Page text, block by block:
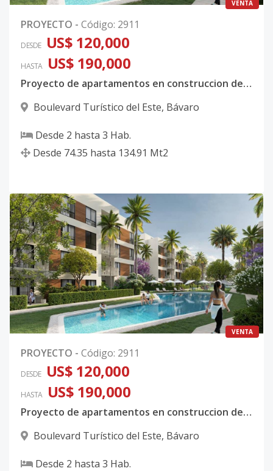
VENTA
PROYECTO - Código: 2911
DESDE US$ 120,000
HASTA US$ 190,000
Proyecto de apartamentos en construccion de 2 habitaciones en Bavaro Punta Cana
Boulevard Turístico del Este, Bávaro
Desde 2 hasta 3 Hab.
Desde 74.35 hasta 134.91 Mt2
VENTA
PROYECTO - Código: 2911
DESDE US$ 120,000
HASTA US$ 190,000
Proyecto de apartamentos en construccion de 2 habitaciones en Bavaro Punta Cana
Boulevard Turístico del Este, Bávaro
Desde 2 hasta 3 Hab.